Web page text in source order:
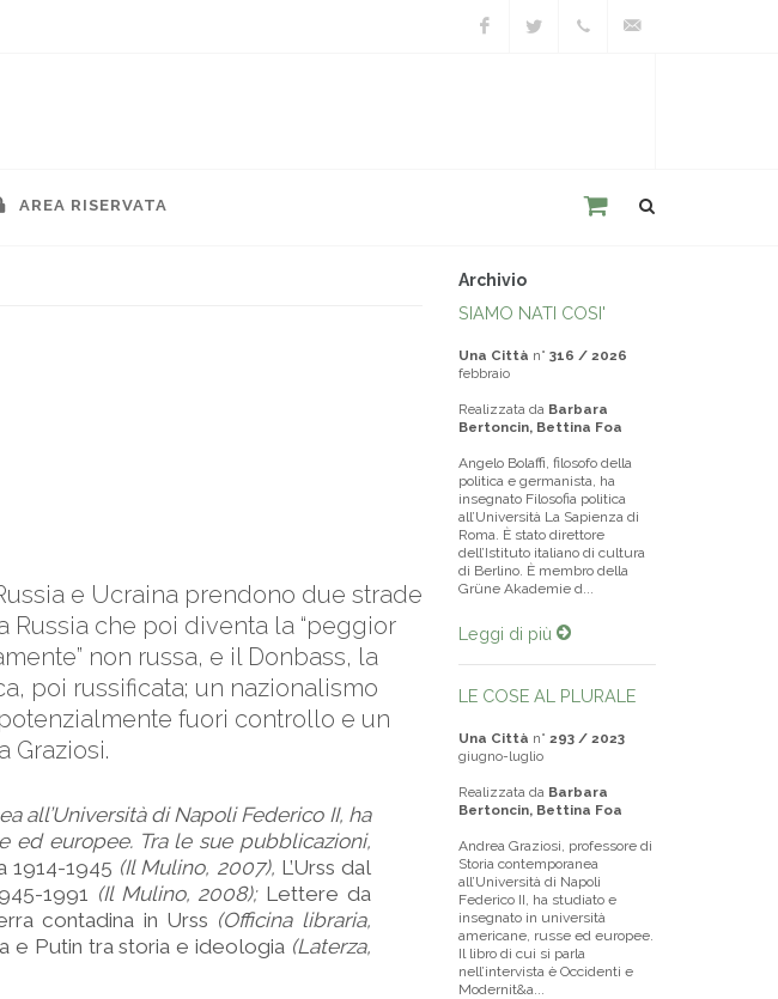
AREA RISERVATA
e Ucraina prendono due strade
Russia che poi diventa la “peggior
non russa, e il Donbass, la
poi russificata; un nazionalismo
fuori controllo e un
Graziosi.
all’Università di Napoli Federico II, ha
ed europee. Tra le sue pubblicazioni,
1914-1945 (Il Mulino, 2007), L’Urss dal
1991 (Il Mulino, 2008); Lettere da
contadina in Urss (Officina libraria,
e Putin tra storia e ideologia (Laterza,
Archivio
SIAMO NATI COSI'
Una Città n° 316 / 2026
febbraio
Realizzata da Barbara
Bertoncin, Bettina Foa
Angelo Bolaffi, filosofo della
politica e germanista, ha
insegnato Filosofia politica
all’Università La Sapienza di
Roma. È stato direttore
dell’Istituto italiano di cultura
di Berlino. È membro della
Grüne Akademie d...
Leggi di più
LE COSE AL PLURALE
Una Città n° 293 / 2023
giugno-luglio
Realizzata da Barbara
Bertoncin, Bettina Foa
Andrea Graziosi, professore di
Storia contemporanea
all’Università di Napoli
Federico II, ha studiato e
insegnato in università
americane, russe ed europee.
Il libro di cui si parla
nell’intervista è Occidenti e
Modernit&a...